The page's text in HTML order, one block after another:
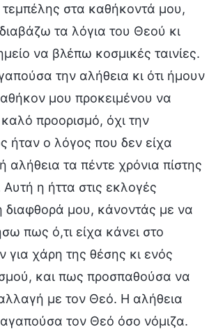
τεμπέλης στα καθήκοντά μου,
τα λόγια του Θεού κι
να βλέπω κοσμικές ταινίες.
την αλήθεια κι ότι ήμουν
μου προκειμένου να
προορισμό, όχι την
ήταν ο λόγος που δεν είχα
αλήθεια τα πέντε χρόνια πίστης
η ήττα στις εκλογές
μου, κάνοντάς με να
πως ό,τι είχα κάνει στο
για χάρη της θέσης κι ενός
και πως προσπαθούσα να
με τον Θεό. Η αλήθεια
τον Θεό όσο νόμιζα.